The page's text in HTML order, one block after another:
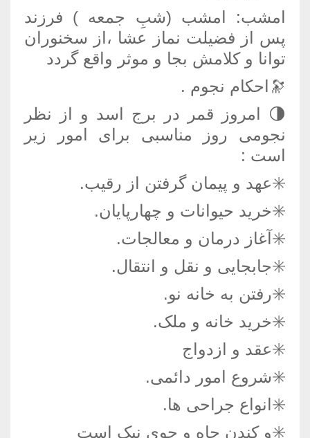
امشب: امشب (شبِ جمعه ) فرزند
پس از فضیلت نماز عشا ،از سخنوران
توانا و کلامش بجا و موثر واقع گردد
🔭احکام نجوم .
🌗 امروز قمر در برج اسد و از نظر
نجومی روز مناسبی برای امور زیر
است :
✳️عهد و پیمان گرفتن از رقیب.
✳️خرید حیوانات و چهارپایان.
✳️آغاز درمان و معالجات.
✳️جابجایی و نقل و انتقال.
✳️رفتن به خانه نو.
✳️خرید خانه و ملک.
✳️عقد و ازدواج
✳️شروع امور دائمی.
✳️انواع جراحی ها.
✳️و کندن چاه و جوی نیک است